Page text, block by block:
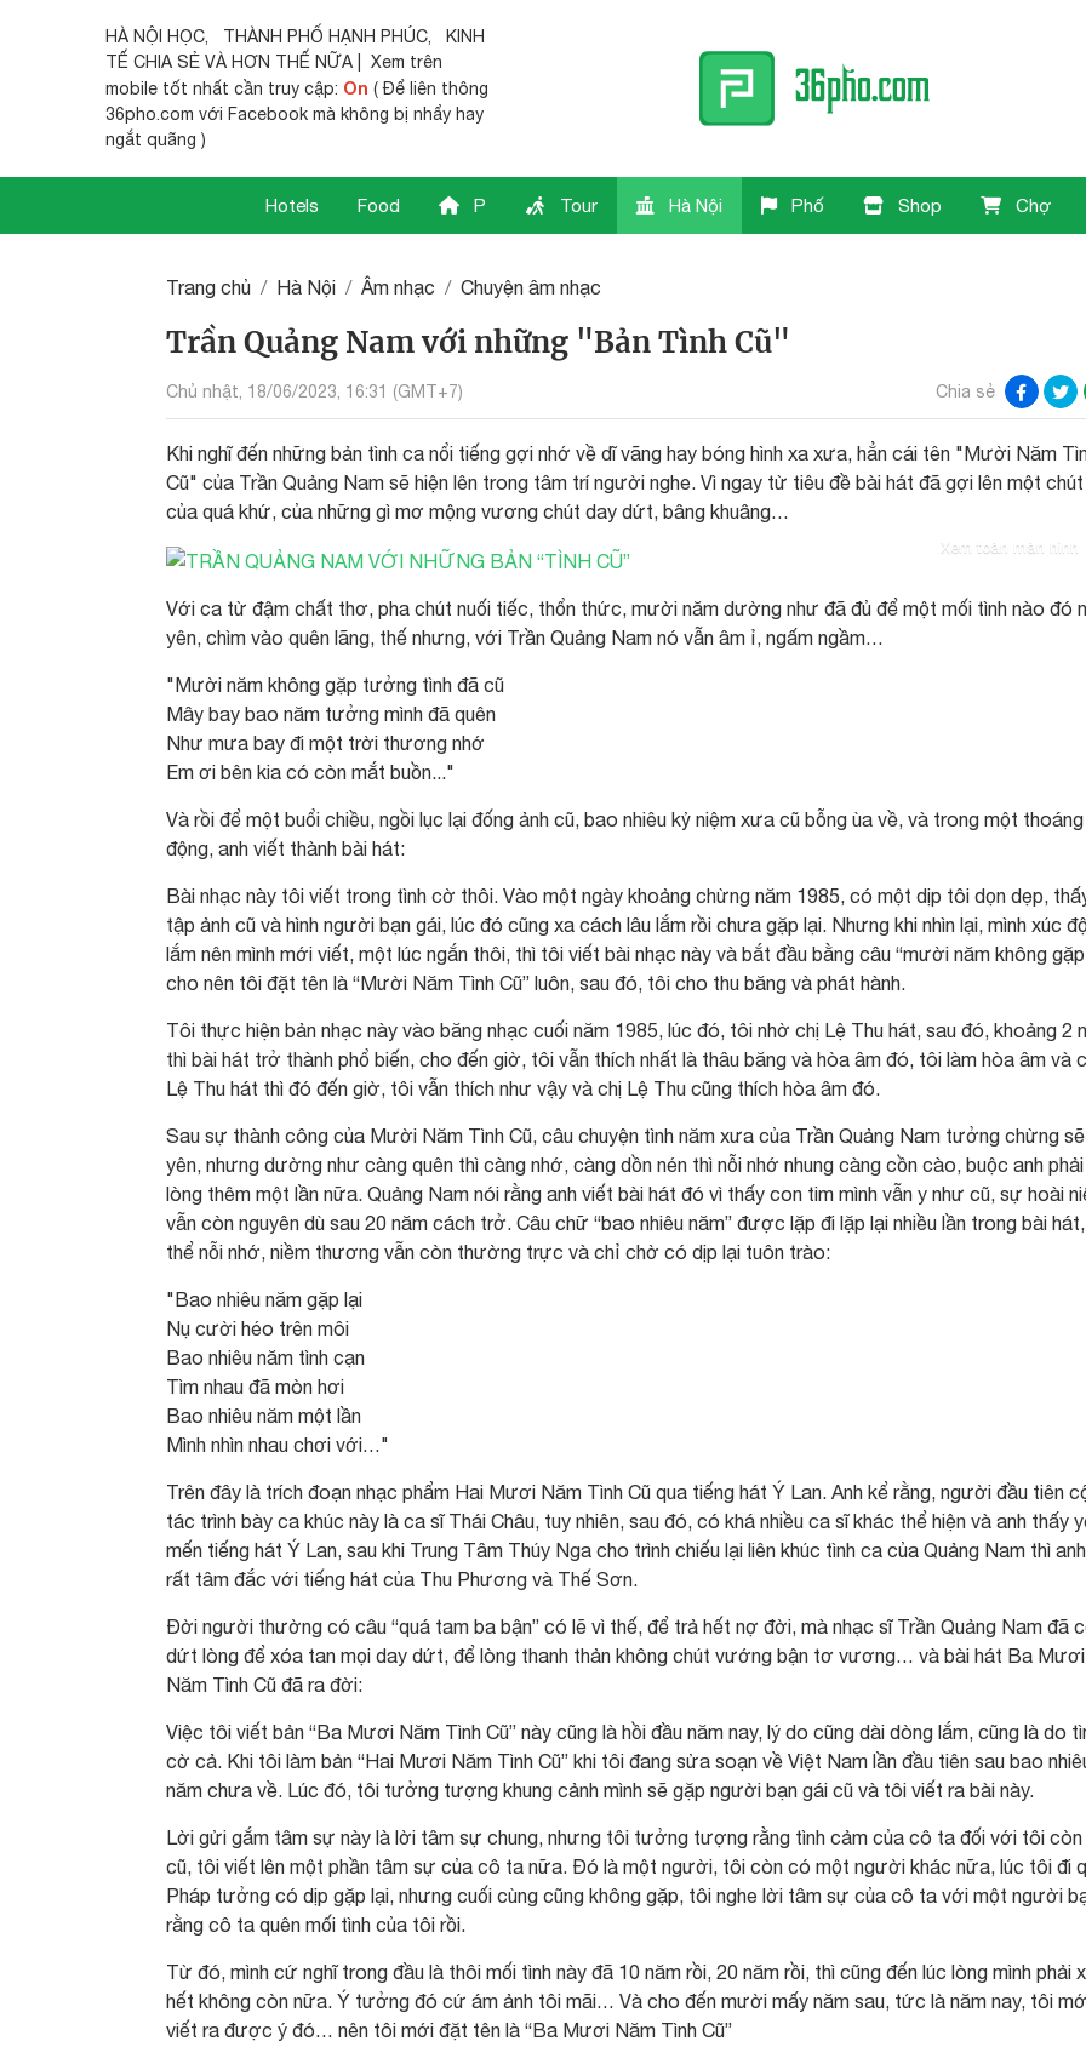
HÀ NỘI HỌC, THÀNH PHỐ HẠNH PHÚC,
KINH
TẾ CHIA SẺ VÀ HƠN THẾ NỮA | Xem trên
mobile tốt nhất cần truy cập: On ( Để liên thông
36pho.com với Facebook mà không bị nhẩy hay
ngắt quãng )
Hotels Food P Tour Hà Nội Phố Shop Chợ
Trang chủ Hà Nội Âm nhạc Chuyện âm nhạc
Trần Quảng Nam với những "Bản Tình Cũ"
Chủ nhật, 18/06/2023, 16:31 (GMT+7) Chia sẻ
Khi nghĩ đến những bản tình ca nổi tiếng gợi nhớ về dĩ vãng hay bóng hình xa xưa, hẳn cái tên "Mười Năm
Cũ" của Trần Quảng Nam sẽ hiện lên trong tâm trí người nghe. Vì ngay từ tiêu đề bài hát đã gợi lên một
của quá khứ, của những gì mơ mộng vương chút day dứt, bâng khuâng…
Xem toàn màn hình
Với ca từ đậm chất thơ, pha chút nuối tiếc, thổn thức, mười năm dường như đã đủ để một mối tình nào đó
yên, chìm vào quên lãng, thế nhưng, với Trần Quảng Nam nó vẫn âm ỉ, ngấm ngầm…
"Mười năm không gặp tưởng tình đã cũ
Mây bay bao năm tưởng mình đã quên
Như mưa bay đi một trời thương nhớ
Em ơi bên kia có còn mắt buồn..."
Và rồi để một buổi chiều, ngồi lục lại đống ảnh cũ, bao nhiêu kỷ niệm xưa cũ bỗng ùa về, và trong một
động, anh viết thành bài hát:
Bài nhạc này tôi viết trong tình cờ thôi. Vào một ngày khoảng chừng năm 1985, có một dịp tôi dọn dẹp,
tập ảnh cũ và hình người bạn gái, lúc đó cũng xa cách lâu lắm rồi chưa gặp lại. Nhưng khi nhìn lại, mình xúc
lắm nên mình mới viết, một lúc ngắn thôi, thì tôi viết bài nhạc này và bắt đầu bằng câu “mười năm không
cho nên tôi đặt tên là “Mười Năm Tình Cũ” luôn, sau đó, tôi cho thu băng và phát hành.
Tôi thực hiện bản nhạc này vào băng nhạc cuối năm 1985, lúc đó, tôi nhờ chị Lệ Thu hát, sau đó, khoảng 2
thì bài hát trở thành phổ biến, cho đến giờ, tôi vẫn thích nhất là thâu băng và hòa âm đó, tôi làm hòa âm và
Lệ Thu hát thì đó đến giờ, tôi vẫn thích như vậy và chị Lệ Thu cũng thích hòa âm đó.
Sau sự thành công của Mười Năm Tình Cũ, câu chuyện tình năm xưa của Trần Quảng Nam tưởng chừng
yên, nhưng dường như càng quên thì càng nhớ, càng dồn nén thì nỗi nhớ nhung càng cồn cào, buộc anh
lòng thêm một lần nữa. Quảng Nam nói rằng anh viết bài hát đó vì thấy con tim mình vẫn y như cũ, sự hoài
vẫn còn nguyên dù sau 20 năm cách trở. Câu chữ “bao nhiêu năm” được lặp đi lặp lại nhiều lần trong bài
thể nỗi nhớ, niềm thương vẫn còn thường trực và chỉ chờ có dịp lại tuôn trào:
"Bao nhiêu năm gặp lại
Nụ cười héo trên môi
Bao nhiêu năm tình cạn
Tìm nhau đã mòn hơi
Bao nhiêu năm một lần
Mình nhìn nhau chơi với…"
Trên đây là trích đoạn nhạc phẩm Hai Mươi Năm Tình Cũ qua tiếng hát Ý Lan. Anh kể rằng, người đầu tiên
tác trình bày ca khúc này là ca sĩ Thái Châu, tuy nhiên, sau đó, có khá nhiều ca sĩ khác thể hiện và anh thấy
mến tiếng hát Ý Lan, sau khi Trung Tâm Thúy Nga cho trình chiếu lại liên khúc tình ca của Quảng Nam thì
rất tâm đắc với tiếng hát của Thu Phương và Thế Sơn.
Đời người thường có câu “quá tam ba bận” có lẽ vì thế, để trả hết nợ đời, mà nhạc sĩ Trần Quảng Nam đã
dứt lòng để xóa tan mọi day dứt, để lòng thanh thản không chút vướng bận tơ vương… và bài hát Ba Mươi
Năm Tình Cũ đã ra đời:
Việc tôi viết bản “Ba Mươi Năm Tình Cũ” này cũng là hồi đầu năm nay, lý do cũng dài dòng lắm, cũng là do
cờ cả. Khi tôi làm bản “Hai Mươi Năm Tình Cũ” khi tôi đang sửa soạn về Việt Nam lần đầu tiên sau bao
năm chưa về. Lúc đó, tôi tưởng tượng khung cảnh mình sẽ gặp người bạn gái cũ và tôi viết ra bài này.
Lời gửi gắm tâm sự này là lời tâm sự chung, nhưng tôi tưởng tượng rằng tình cảm của cô ta đối với tôi còn
cũ, tôi viết lên một phần tâm sự của cô ta nữa. Đó là một người, tôi còn có một người khác nữa, lúc tôi đi
Pháp tưởng có dịp gặp lại, nhưng cuối cùng cũng không gặp, tôi nghe lời tâm sự của cô ta với một người
rằng cô ta quên mối tình của tôi rồi.
Từ đó, mình cứ nghĩ trong đầu là thôi mối tình này đã 10 năm rồi, 20 năm rồi, thì cũng đến lúc lòng mình phải
hết không còn nữa. Ý tưởng đó cứ ám ảnh tôi mãi… Và cho đến mười mấy năm sau, tức là năm nay, tôi
viết ra được ý đó… nên tôi mới đặt tên là “Ba Mươi Năm Tình Cũ”